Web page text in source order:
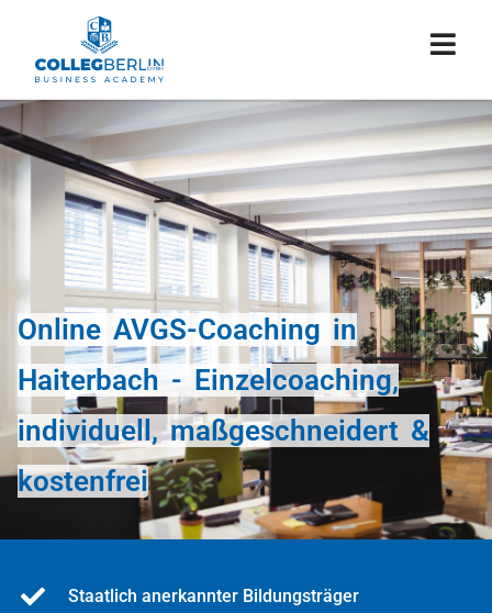
Online AVGS-Coaching in
Haiterbach - Einzelcoaching,
individuell, maßgeschneidert &
kostenfrei
Staatlich anerkannter Bildungsträger